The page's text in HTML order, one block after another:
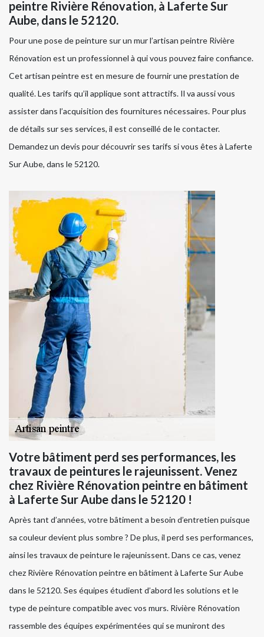
peintre Rivière Rénovation, à Laferte Sur
Aube, dans le 52120.
Pour une pose de peinture sur un mur l’artisan peintre Rivière
Rénovation est un professionnel à qui vous pouvez faire confiance.
Cet artisan peintre est en mesure de fournir une prestation de
qualité. Les tarifs qu’il applique sont attractifs. Il va aussi vous
assister dans l’acquisition des fournitures nécessaires. Pour plus
de détails sur ses services, il est conseillé de le contacter.
Demandez un devis pour découvrir ses tarifs si vous êtes à Laferte
Sur Aube, dans le 52120.
Votre bâtiment perd ses performances, les
travaux de peintures le rajeunissent. Venez
chez Rivière Rénovation peintre en bâtiment
à Laferte Sur Aube dans le 52120 !
Après tant d’années, votre bâtiment a besoin d’entretien puisque
sa couleur devient plus sombre ? De plus, il perd ses performances,
ainsi les travaux de peinture le rajeunissent. Dans ce cas, venez
chez Rivière Rénovation peintre en bâtiment à Laferte Sur Aube
dans le 52120. Ses équipes étudient d’abord les solutions et le
type de peinture compatible avec vos murs. Rivière Rénovation
rassemble des équipes expérimentées qui se muniront des